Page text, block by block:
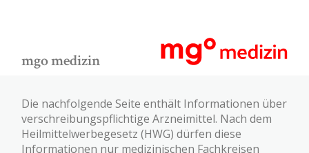
mgo medizin
Die nachfolgende Seite enthält Informationen über
verschreibungspflichtige Arzneimittel. Nach dem
Heilmittelwerbegesetz (HWG) dürfen diese
Informationen nur medizinischen Fachkreisen